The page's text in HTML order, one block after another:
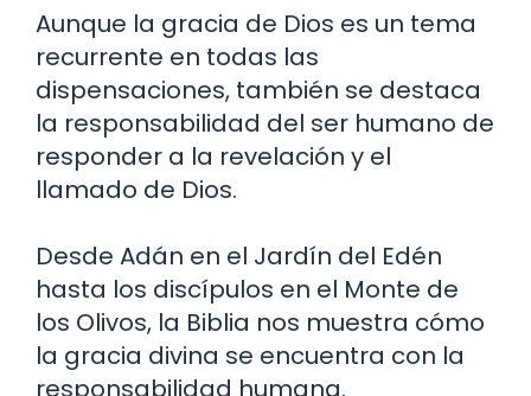
Aunque la gracia de Dios es un tema
recurrente en todas las
dispensaciones, también se destaca
la responsabilidad del ser humano de
responder a la revelación y el
llamado de Dios.
Desde Adán en el Jardín del Edén
hasta los discípulos en el Monte de
los Olivos, la Biblia nos muestra cómo
la gracia divina se encuentra con la
responsabilidad humana.